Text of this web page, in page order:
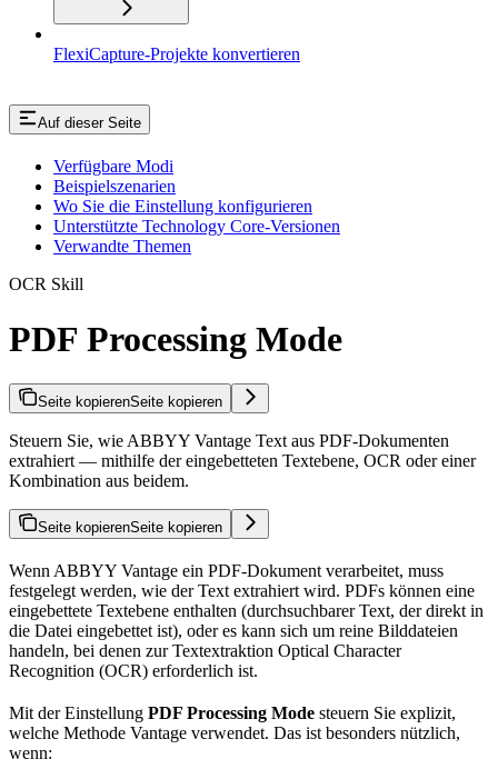
FlexiCapture-Projekte konvertieren
Auf dieser Seite
Verfügbare Modi
Beispielszenarien
Wo Sie die Einstellung konfigurieren
Unterstützte Technology Core-Versionen
Verwandte Themen
OCR Skill
PDF Processing Mode
Seite kopierenSeite kopieren
Steuern Sie, wie ABBYY Vantage Text aus PDF-Dokumenten
extrahiert — mithilfe der eingebetteten Textebene, OCR oder einer
Kombination aus beidem.
Seite kopierenSeite kopieren
Wenn ABBYY Vantage ein PDF-Dokument verarbeitet, muss
festgelegt werden, wie der Text extrahiert wird. PDFs können eine
eingebettete Textebene enthalten (durchsuchbarer Text, der direkt in
die Datei eingebettet ist), oder es kann sich um reine Bilddateien
handeln, bei denen zur Textextraktion Optical Character
Recognition (OCR) erforderlich ist.
Mit der Einstellung PDF Processing Mode steuern Sie explizit,
welche Methode Vantage verwendet. Das ist besonders nützlich,
wenn: